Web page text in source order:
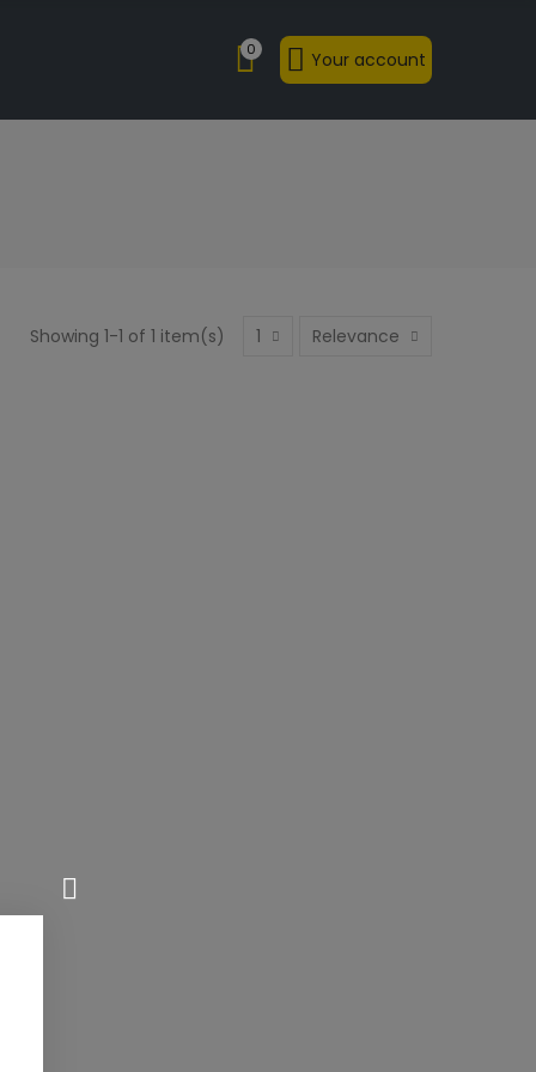
0 Your account
Showing 1-1 of 1 item(s) 1 Relevance